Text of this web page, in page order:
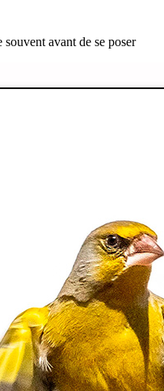
avant de se poser